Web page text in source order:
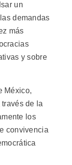
un
demandas
más
y sobre
México,
de la
los
convivencia